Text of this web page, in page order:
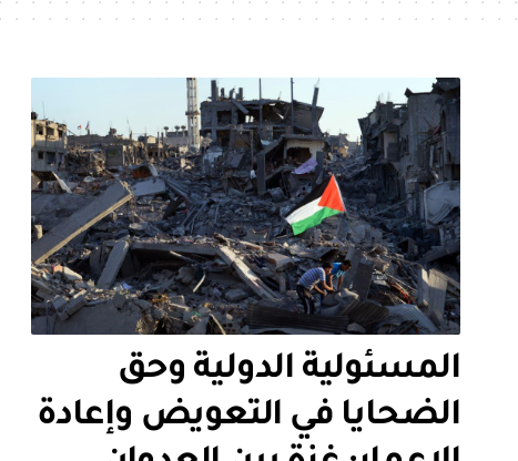
المسئولية الدولية وحق
الضحايا في التعويض وإعادة